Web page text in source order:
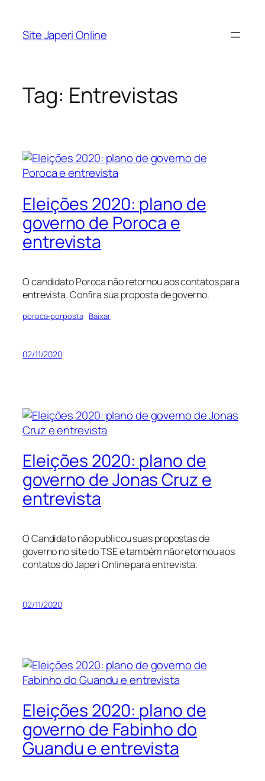
Site Japeri Online
Tag: Entrevistas
Eleições 2020: plano de
governo de Poroca e
entrevista
O candidato Poroca não retornou aos contatos para
entrevista. Confira sua proposta de governo.
poroca-porposta Baixar
02/11/2020
Eleições 2020: plano de
governo de Jonas Cruz e
entrevista
O Candidato não publicou suas propostas de
governo no site do TSE e também não retornou aos
contatos do Japeri Online para entrevista.
02/11/2020
Eleições 2020: plano de
governo de Fabinho do
Guandu e entrevista